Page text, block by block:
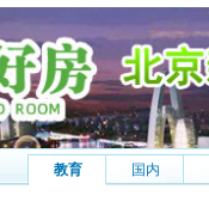
教育 国内